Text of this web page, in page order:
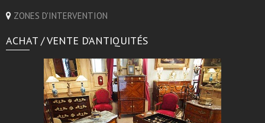
ZONES D'INTERVENTION
ACHAT / VENTE D’ANTIQUITÉS